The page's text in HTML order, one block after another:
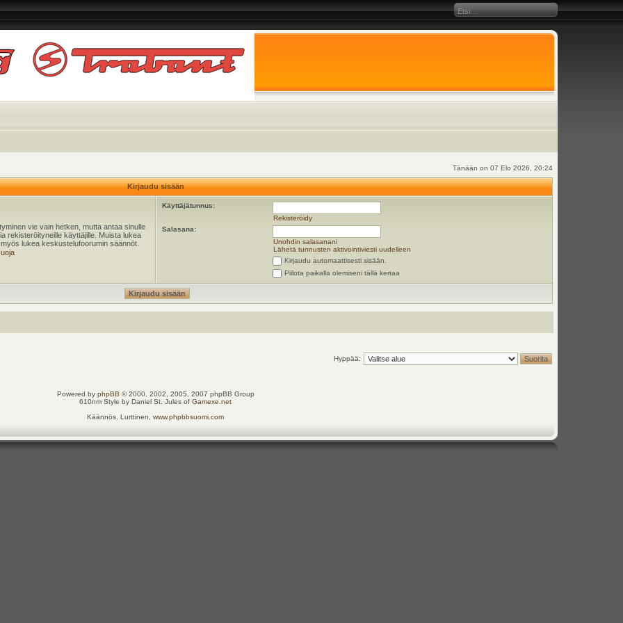
Tänään on 07 Elo 2026, 20:24
Kirjaudu sisään
vie vain hetken, mutta antaa sinulle
rekisteröityneille käyttäjille. Muista lukea
lukea keskustelufoorumin säännöt.
Käyttäjätunnus:
Rekisteröidy
Salasana:
Unohdin salasanani
Lähetä tunnusten aktivointiviesti uudelleen
Kirjaudu automaattisesti sisään.
Piilota paikalla olemiseni tällä kertaa
Hyppää:
Powered by phpBB © 2000, 2002, 2005, 2007 phpBB Group
610nm Style by Daniel St. Jules ofGamexe.net
Käännös, Lurttinen,www.phpbbsuomi.com